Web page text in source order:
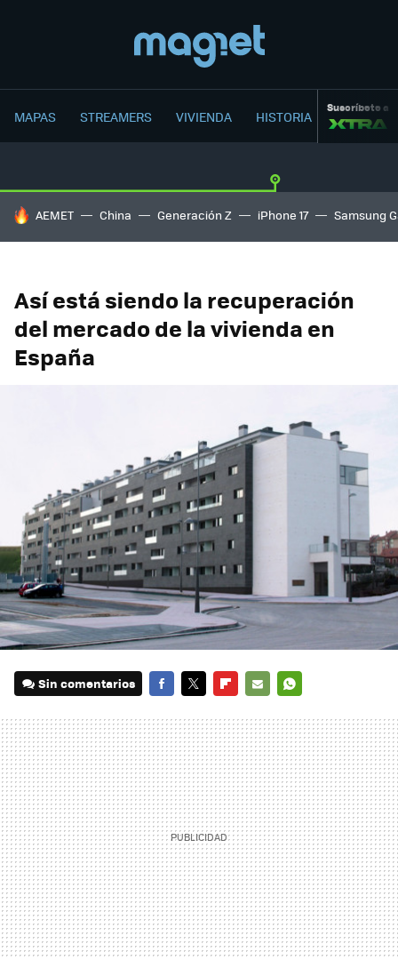
MAPAS STREAMERS VIVIENDA HISTORIA Suscríbete a
HOY SE HABLA DE
AEMET China Generación Z iPhone 17 Samsung
Así está siendo la recuperación
del mercado de la vivienda en
España
Sin comentarios
MAIL